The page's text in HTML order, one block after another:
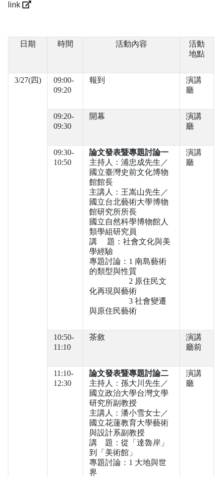
link
日期 時間 活動內容
活動
地點
3/27(四)
09:00-
09:20
報到
演講
廳
09:20-
09:30
開幕
演講
廳
09:30-
10:50
論文發表暨專題討論一
主持人：浦忠成先生／
國立臺灣史前文化博物
館館長
主講人：王嵩山先生／
國立台北藝術大學博物
館研究所所長
國立自然科學博物館人
類學組研究員
講 題：社會文化與美
學經驗
專題討論：1 南島藝術
的類型與性質
2 原住民文
化再現與藝術
3 社會變遷
與原住民藝術
演講
廳
10:50-
11:10
茶敘
演講
廳前
11:10-
12:30
論文發表暨專題討論二
主持人：孫大川先生／
國立政治大學台灣文學
研究所副教授
主講人：潘小雪女士／
國立花蓮教育大學藝術
與設計系副教授
講 題：從「達魯岸」
到「美術館」
專題討論：1 大地與世
界
演講
廳